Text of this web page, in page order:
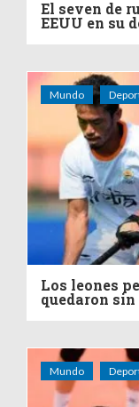
El seven de
EEUU en su
Mundo
Los leones
quedaron
Mundo